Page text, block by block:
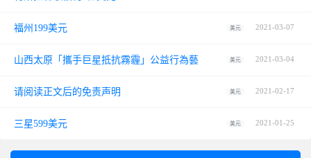
福州199美元 美元 2021-03-07
山西太原「攜手巨星抵抗霧霾」公益行為藝 美元 2021-03-04
请阅读正文后的免责声明 美元 2021-02-17
三星599美元 美元 2021-01-25